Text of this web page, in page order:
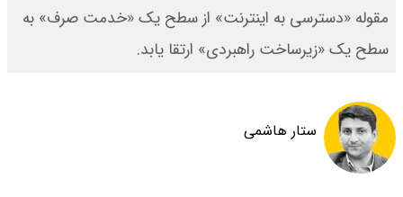
مقوله «دسترسی به اینترنت» از سطح یک «خدمت صرف» به
سطح یک «زیرساخت راهبردی» ارتقا یابد.
ستار هاشمی